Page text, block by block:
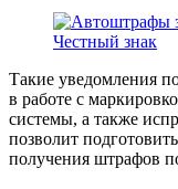
Такие уведомления
в работе с
системы, а также
позволит
получения штрафов